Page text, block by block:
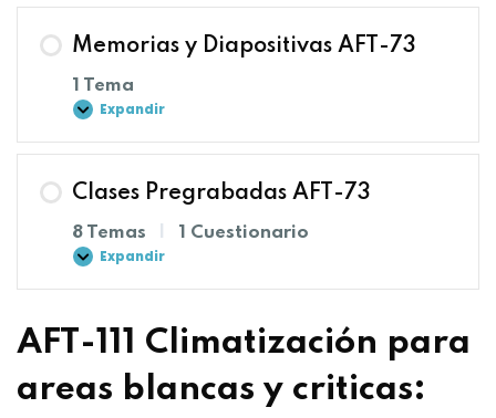
Memorias y Diapositivas AFT-73
1 Tema
Expandir
Clases Pregrabadas AFT-73
8 Temas 1 Cuestionario
Expandir
AFT-111 Climatización para
areas blancas y criticas: